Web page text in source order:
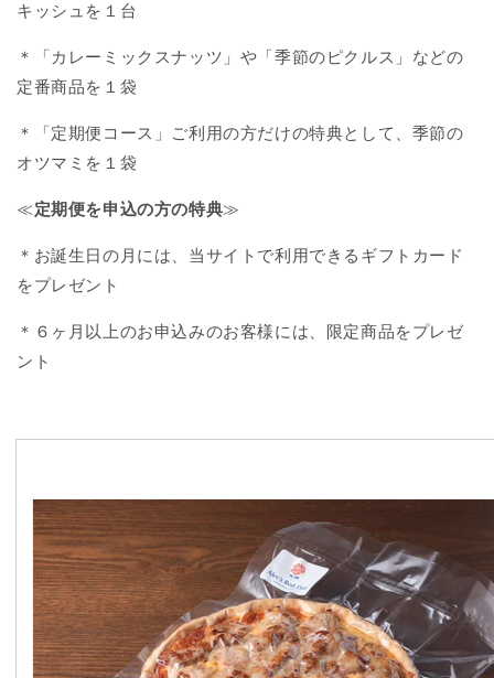
キッシュを１台
＊「カレーミックスナッツ」や「季節のピクルス」などの
定番商品を１袋
＊「定期便コース」ご利用の方だけの特典として、季節の
オツマミを１袋
≪定期便を申込の方の特典≫
＊お誕生日の月には、当サイトで利用できるギフトカード
をプレゼント
＊６ヶ月以上のお申込みのお客様には、限定商品をプレゼ
ント